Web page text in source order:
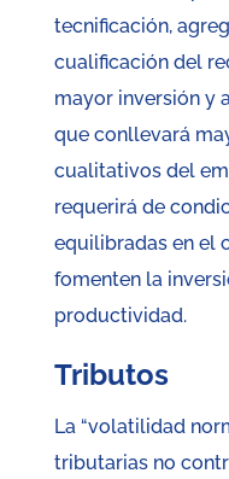
tecnificación,
cualificación del
mayor inversión y
que conllevará
cualitativos del
requerirá de
equilibradas en el
fomenten la
productividad.
Tributos
La “volatilidad
tributarias no